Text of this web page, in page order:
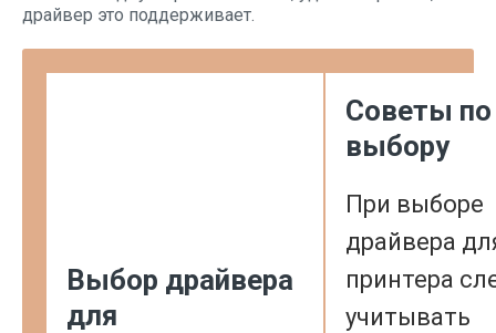
драйвер это поддерживает.
Выбор драйвера
для
Советы по
выбору
При выборе
драйвера
принтера
учитывать